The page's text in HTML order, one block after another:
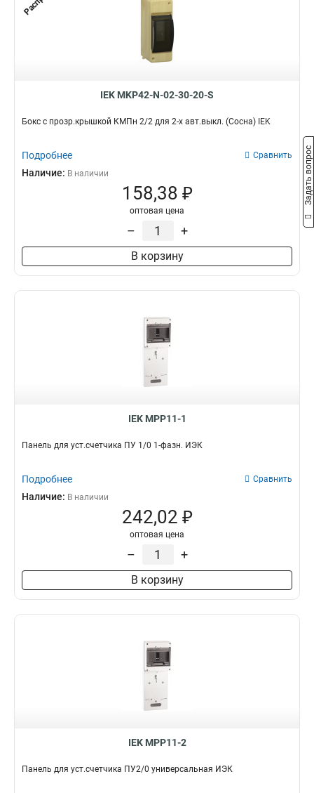
IEK MKP42-N-02-30-20-S
Бокс с прозр.крышкой КМПн 2/2 для 2-х авт.выкл. (Сосна) IEK
Подробнее Сравнить
Наличие: В наличии
158,38 ₽
оптовая цена
– +
В корзину
IEK MPP11-1
Панель для уст.счетчика ПУ 1/0 1-фазн. ИЭК
Подробнее Сравнить
Наличие: В наличии
242,02 ₽
оптовая цена
– +
В корзину
IEK MPP11-2
Панель для уст.счетчика ПУ2/0 универсальная ИЭК
Задать вопрос